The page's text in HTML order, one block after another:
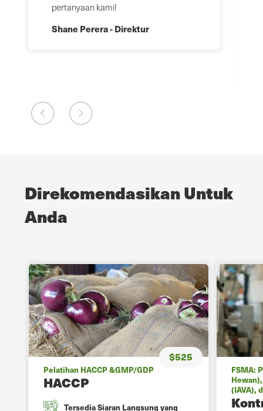
pertanyaan kami!
Shane Perera - Direktur
Direkomendasikan Untuk
Anda
$525
Pelatihan HACCP &GMP/GDP
HACCP
Tersedia Siaran Langsung yang
FSMA:
(IAVA),